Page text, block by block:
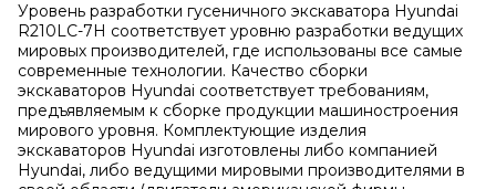
Уровень разработки гусеничного экскаватора Hyundai
R210LC-7H соответствует уровню разработки ведущих
мировых производителей, где использованы все самые
современные технологии. Качество сборки
экскаваторов Hyundai соответствует требованиям,
предъявляемым к сборке продукции машиностроения
мирового уровня. Комплектующие изделия
экскаваторов Hyundai изготовлены либо компанией
Hyundai, либо ведущими мировыми производителями в